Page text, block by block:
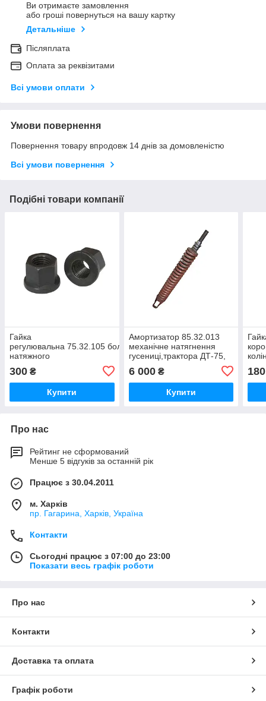
Ви отримаєте замовлення
або гроші повернуться на вашу картку
Детальніше
Післяплата
Оплата за реквізитами
Всі умови оплати
Умови повернення
Повернення товару впродовж 14 днів за домовленістю
Всі умови повернення
Подібні товари компанії
Гайка
регулювальна 75.32.105 болта
натяжного
трактора Т-74, Т-74С1,
Т-74С2,ПБ 35
300 ₴
Купити
Амортизатор 85.32.013
механічне натягнення
гусениці,трактора ДТ-75,
ДТ-75МВ, ДТ-75НБ
6 000₴
Купити
ДТ-
180
Про нас
Рейтинг не сформований
Менше 5 відгуків за останній рік
Працює з 30.04.2011
м. Харків
пр. Гагарина, Харків, Україна
Контакти
Сьогодні працює з 07:00 до 23:00
Показати весь графік роботи
Про нас
Контакти
Доставка та оплата
Графік роботи